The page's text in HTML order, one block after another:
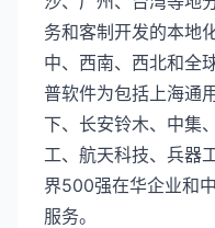
务和客制开发的本地
中、西南、西北和全
普软件为包括上海通
下、长安铃木、中集
工、航天科技、兵器
界500强在华企业和
服务。